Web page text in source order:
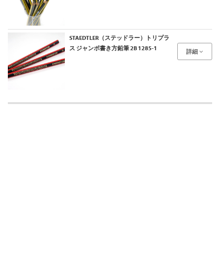
STAEDTLER（ステッドラー）トリプラ
ス ジャンボ書き方鉛筆 2B 1285-1
詳細